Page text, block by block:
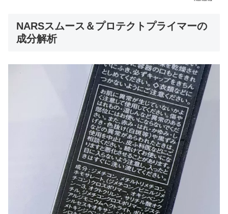
NARSスムース＆プロテクトプライマーの
成分解析